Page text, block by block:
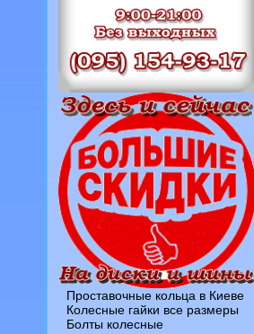
Проставочные кольца в Киеве
Колесные гайки все размеры
Болты колесные